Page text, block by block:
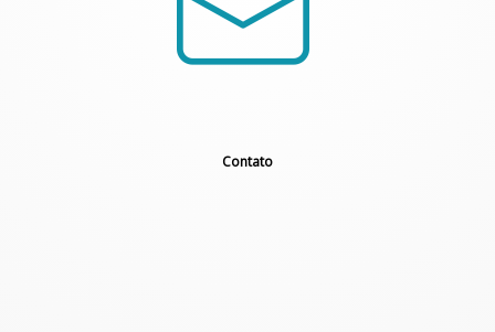
Contato